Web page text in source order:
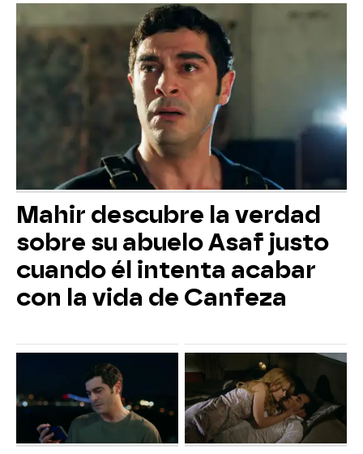
Mahir descubre la verdad
sobre su abuelo Asaf justo
cuando él intenta acabar
con la vida de Canfeza